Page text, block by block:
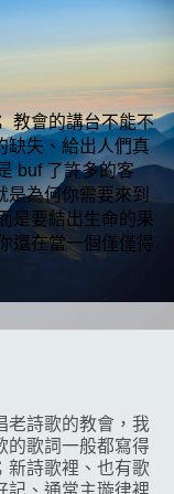
教會的講台不能不
缺失、給出人們真
buf 了許多的客
為何你需要來到
是要結出生命的果
還在當一個僅僅得
老詩歌的教會，我
的歌詞一般都寫得
新詩歌裡、也有歌
記、通常主璇律裡